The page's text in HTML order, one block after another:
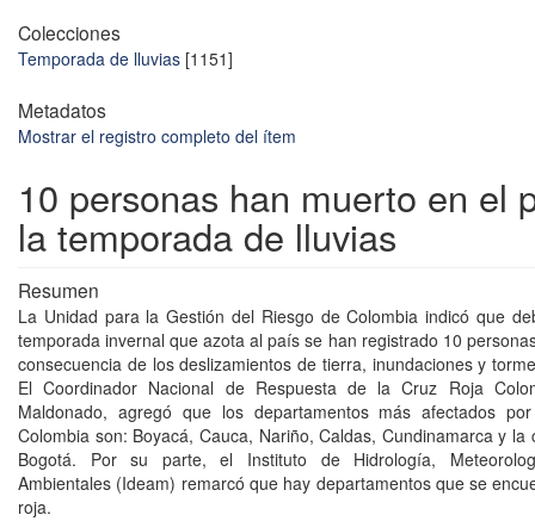
Colecciones
Temporada de lluvias [1151]
Metadatos
Mostrar el registro completo del ítem
10 personas han muerto en el
la temporada de lluvias
Resumen
La Unidad para la Gestión del Riesgo de Colombia indicó que
temporada invernal que azota al país se han registrado 10
consecuencia de los deslizamientos de tierra, inundaciones y
El Coordinador Nacional de Respuesta de la Cruz Roja
Maldonado, agregó que los departamentos más afectados
Colombia son: Boyacá, Cauca, Nariño, Caldas, Cundinamarca y la
Bogotá. Por su parte, el Instituto de Hidrología,
Ambientales (Ideam) remarcó que hay departamentos que se
roja.